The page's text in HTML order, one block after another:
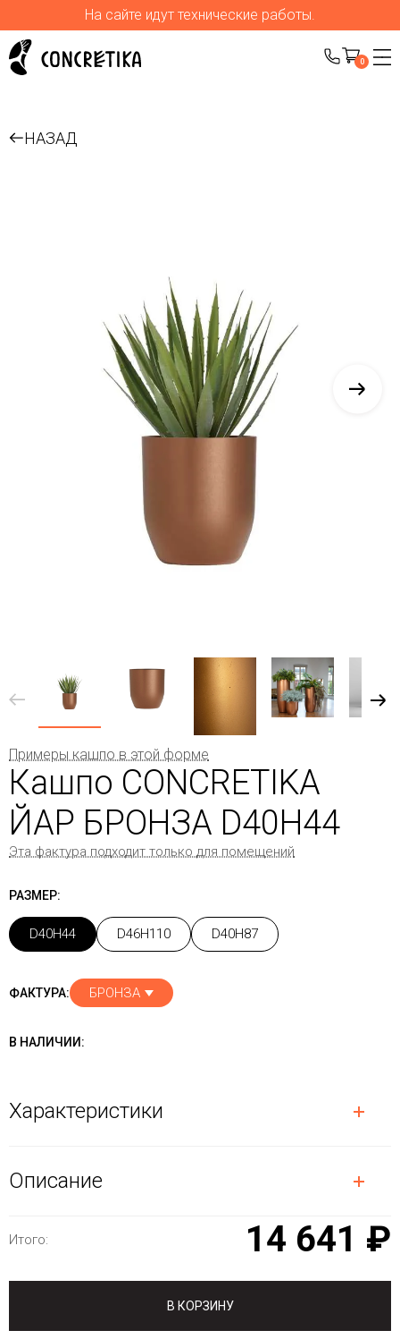
На сайте идут технические работы.
0
НАЗАД
Примеры кашпо в этой форме
Кашпо CONCRETIKA
ЙАР БРОНЗА D40H44
Эта фактура подходит только для помещений
РАЗМЕР:
D40H44 D46H110 D40H87
ФАКТУРА: БРОНЗА
В НАЛИЧИИ:
Характеристики
Описание
Итого: 14 641 ₽
В КОРЗИНУ